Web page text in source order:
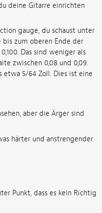
deine Gitarre einrichten
gauge, du schaust unter
zum oberen Ende der
Das sind weniger als
zwischen 0,08 und 0,09.
etwa 5/64 Zoll. Dies ist eine
aber die Ärger sind
härter und anstrengender
Punkt, dass es kein Richtig